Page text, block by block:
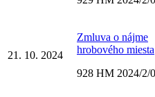
21. 10. 2024
Zmluva o nájme
hrobového miesta
928 HM 2024/2/